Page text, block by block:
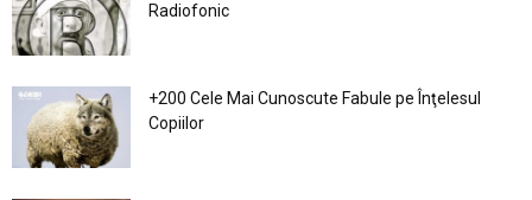
Radiofonic
+200 Cele Mai Cunoscute Fabule pe Înţelesul
Copiilor